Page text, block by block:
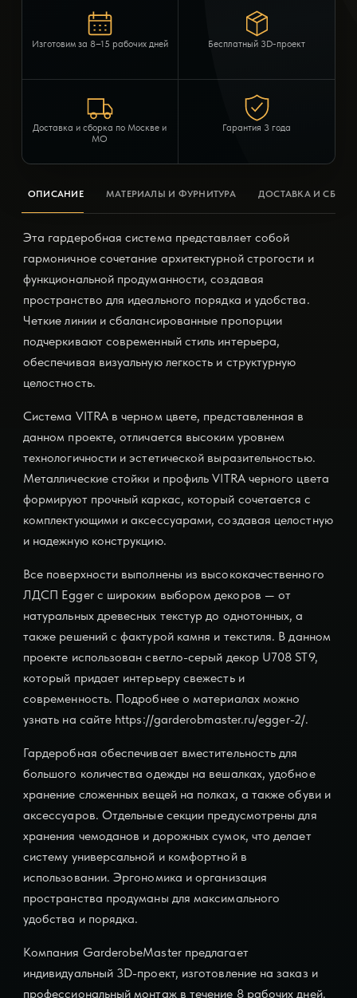
Изготовим за 8–15 рабочих дней Бесплатный 3D-проект
Доставка и сборка по Москве и
МО
Гарантия 3 года
ОПИСАНИЕ МАТЕРИАЛЫ И ФУРНИТУРА ДОСТАВКА И
Эта гардеробная система представляет собой
гармоничное сочетание архитектурной строгости и
функциональной продуманности, создавая
пространство для идеального порядка и удобства.
Четкие линии и сбалансированные пропорции
подчеркивают современный стиль интерьера,
обеспечивая визуальную легкость и структурную
целостность.
Система VITRA в черном цвете, представленная в
данном проекте, отличается высоким уровнем
технологичности и эстетической выразительностью.
Металлические стойки и профиль VITRA черного цвета
формируют прочный каркас, который сочетается с
комплектующими и аксессуарами, создавая целостную
и надежную конструкцию.
Все поверхности выполнены из высококачественного
ЛДСП Egger с широким выбором декоров — от
натуральных древесных текстур до однотонных, а
также решений с фактурой камня и текстиля. В данном
проекте использован светло-серый декор U708 ST9,
который придает интерьеру свежесть и
современность. Подробнее о материалах можно
узнать на сайте https://garderobmaster.ru/egger-2/.
Гардеробная обеспечивает вместительность для
большого количества одежды на вешалках, удобное
хранение сложенных вещей на полках, а также обуви и
аксессуаров. Отдельные секции предусмотрены для
хранения чемоданов и дорожных сумок, что делает
систему универсальной и комфортной в
использовании. Эргономика и организация
пространства продуманы для максимального
удобства и порядка.
Компания GarderobeMaster предлагает
индивидуальный 3D-проект, изготовление на заказ и
профессиональный монтаж в течение 8 рабочих дней.